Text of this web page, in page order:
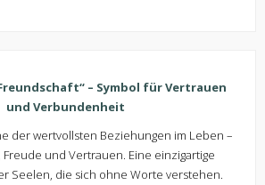
– Symbol für Vertrauen
und Verbundenheit
der wertvollsten Beziehungen im Leben –
Freude und Vertrauen. Eine einzigartige
Seelen, die sich ohne Worte verstehen.